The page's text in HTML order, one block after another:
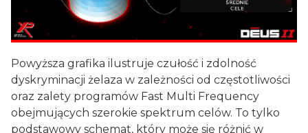
Powyższa grafika ilustruje czułość i zdolność
dyskryminacji żelaza w zależności od częstotliwości
oraz zalety programów Fast Multi Frequency
obejmujących szerokie spektrum celów. To tylko
podstawowy schemat, który może się różnić w